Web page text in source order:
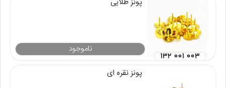
ناموجود
۱۳۲ ۰۰۱ ۰۰۳
پونز نقره ای